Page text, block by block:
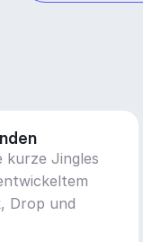
kurze Jingles
Drop und